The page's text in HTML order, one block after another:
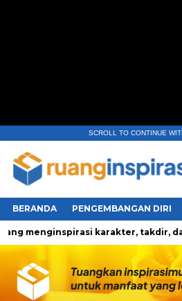
SCROLL TO CONTINUE
BERANDA PENGEMBANGAN DIRI
menginspirasi karakter, takdir,